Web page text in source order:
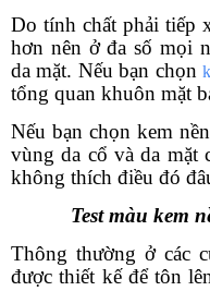
Do tính chất phải tiếp
hơn nên ở đa số mọi
da mặt. Nếu bạn chọn
tổng quan khuôn mặt
Nếu bạn chọn kem
vùng da cổ và da mặt
không thích điều đó
Test màu kem
Thông thường ở các
được thiết kế để tôn